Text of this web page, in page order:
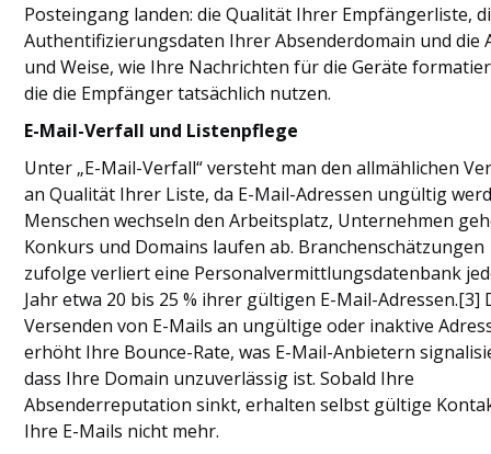
Posteingang landen: die Qualität Ihrer Empfängerliste,
Authentifizierungsdaten Ihrer Absenderdomain und die
und Weise, wie Ihre Nachrichten für die Geräte
die die Empfänger tatsächlich nutzen.
E-Mail-Verfall und Listenpflege
Unter „E-Mail-Verfall“ versteht man den allmählichen
an Qualität Ihrer Liste, da E-Mail-Adressen ungültig
Menschen wechseln den Arbeitsplatz, Unternehmen
Konkurs und Domains laufen ab. Branchenschätzungen
zufolge verliert eine Personalvermittlungsdatenbank
Jahr etwa 20 bis 25 % ihrer gültigen E-Mail-Adressen.[3]
Versenden von E-Mails an ungültige oder inaktive
erhöht Ihre Bounce-Rate, was E-Mail-Anbietern
dass Ihre Domain unzuverlässig ist. Sobald Ihre
Absenderreputation sinkt, erhalten selbst gültige
Ihre E-Mails nicht mehr.